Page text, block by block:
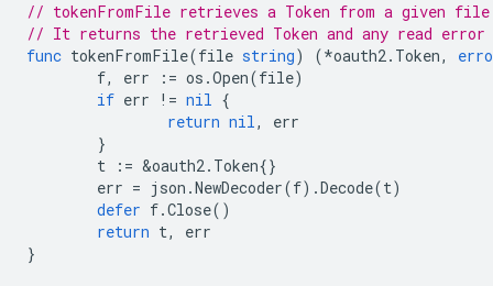
// tokenFromFile retrieves a Token from a given
// It returns the retrieved Token and any read error
func tokenFromFile(file string) (*oauth2. Token,
f, err := os .Open(file)
if err != nil {
return nil,
err
}
t
:= &oauth2. Token{}
err = json .NewDecoder(f).Decode(t)
defer f.Close()
return t,
err
}